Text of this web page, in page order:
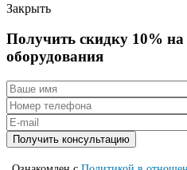
Закрыть
Получить скидку 10% на
оборудования